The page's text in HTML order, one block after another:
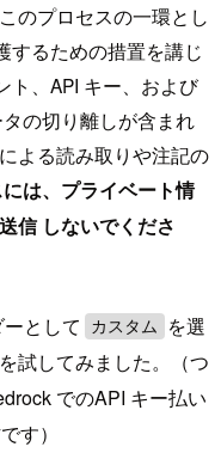
のプロセスの一環とし
するための措置を講じ
ト、API キー、および
の切り離しが含まれ
よる読み取りや注記の
は、プライベート情
信 しないでくださ
として カスタム
を選
試してみました。（つ
でのAPI キー払い
す）